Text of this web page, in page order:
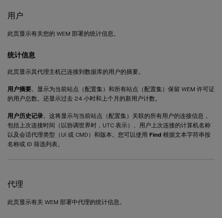
用户
此页显示有关您的 WEM 部署的统计信息。
统计信息
此页显示其代理主机已连接到数据库的用户的摘要。
用户摘要。显示为当前站点（配置集）和所有站点（配置集）保留 WEM 许可证
的用户总数。还显示过去 24 小时和上个月的新用户计数。
用户历史记录。这将显示与当前站点（配置集）关联的所有用户的连接信息，
包括上次连接时间（以协调世界时，UTC 表示）、用户上次连接的计算机名称
以及会话代理类型（UI 或 CMD）和版本。您可以使用 Find 根据文本字符串按
名称或 ID 筛选列表。
代理
此页显示有关 WEM 部署中代理的统计信息。